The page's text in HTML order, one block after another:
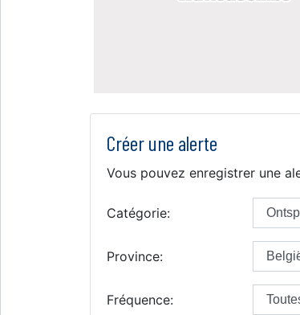
Créer une alerte
Vous pouvez enregistrer une
Catégorie:
Province:
Fréquence: